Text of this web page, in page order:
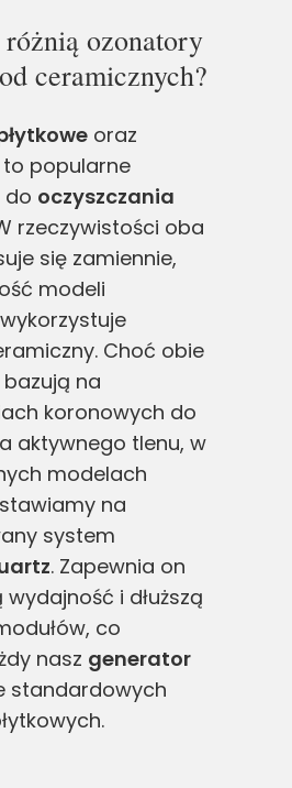
ozonatory
ceramicznych?
oraz
popularne
do oczyszczania
rzeczywistości oba
się zamiennie,
modeli
Choć obie
na
koronowych do
aktywnego tlenu, w
modelach
stawiamy na
system
. Zapewnia on
i dłuższą
co
nasz generator
standardowych